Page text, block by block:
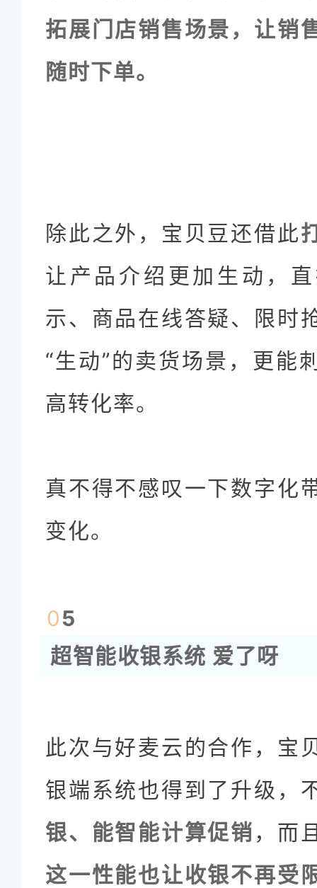
拓展门店销售场景，让销
随时下单。
除此之外，宝贝豆还借此
让产品介绍更加生动，
示、商品在线答疑、限时
“生动”的卖货场景，更能
高转化率。
真不得不感叹一下数字化
变化。
05
超智能收银系统 爱了呀
此次与好麦云的合作，宝
银端系统也得到了升级，
银、能智能计算促销 ，而
这一性能也让收银不再受